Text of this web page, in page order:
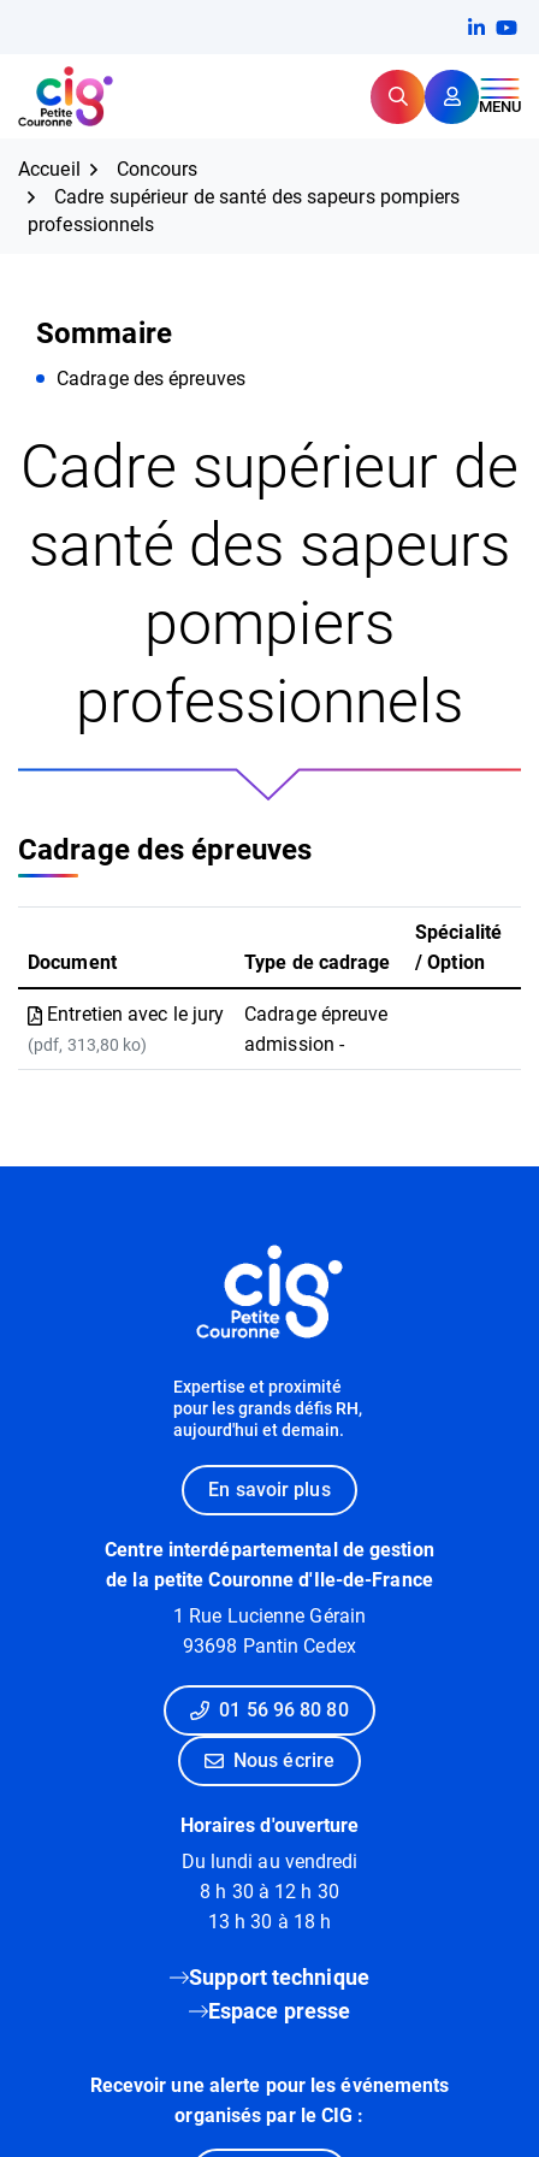
contenu
CIG Petite Couronne RechercherMENU
Expertise et proximité pour
Accueil
Concours
Cadre supérieur de santé des sapeurs pompiers
professionnels
Sommaire
Cadrage des épreuves
Cadre supérieur de
santé des sapeurs
pompiers
professionnels
Cadrage des épreuves
Document Type de cadrage
Spécialité
/ Option
Entretien avec le jury
(pdf, 313,80 ko)
Cadrage épreuve
admission -
Expertise et proximité
pour les grands défis RH,
aujourd'hui et demain.
En savoir plus
Centre interdépartemental de gestion
de la petite Couronne d'Ile-de-France
1 Rue Lucienne Gérain
93698 Pantin Cedex
01 56 96 80 80
Nous écrire
Horaires d'ouverture
Du lundi au vendredi
8 h 30 à 12 h 30
13 h 30 à 18 h
Support technique
Espace presse
Recevoir une alerte pour les événements
organisés par le CIG :